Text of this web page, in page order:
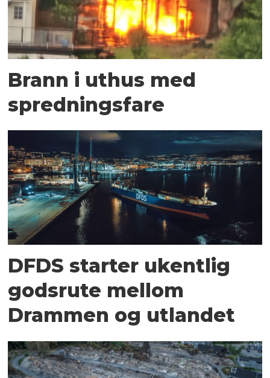
Brann i uthus med
spredningsfare
DFDS starter ukentlig
godsrute mellom
Drammen og utlandet